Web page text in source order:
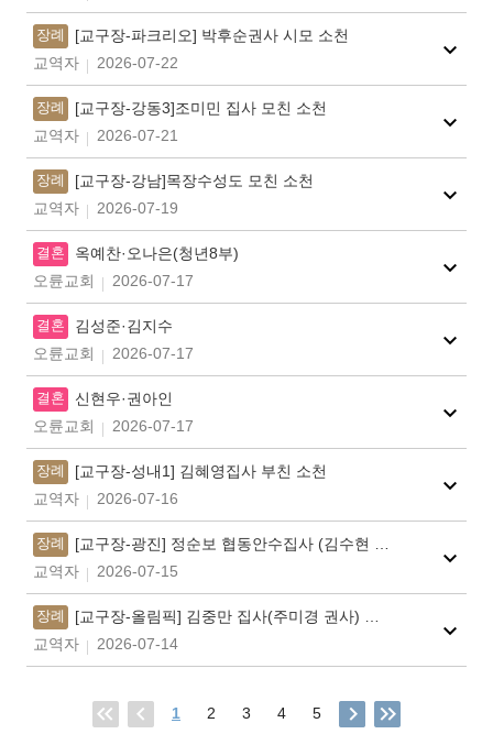
장례
[교구장-파크리오] 박후순권사 시모 소천
교역자
2026-07-22
장례
[교구장-강동3]조미민 집사 모친 소천
교역자
2026-07-21
장례
[교구장-강남]목장수성도 모친 소천
교역자
2026-07-19
결혼
옥예찬·오나은(청년8부)
오륜교회
2026-07-17
결혼
김성준·김지수
오륜교회
2026-07-17
결혼
신현우·권아인
오륜교회
2026-07-17
장례
[교구장-성내1] 김혜영집사 부친 소천
교역자
2026-07-16
장례
[교구장-광진] 정순보 협동안수집사 (김수현 협동권사) 모친 소천
교역자
2026-07-15
장례
[교구장-올림픽] 김중만 집사(주미경 권사) 모친 소천
교역자
2026-07-14
1 2 3 4 5